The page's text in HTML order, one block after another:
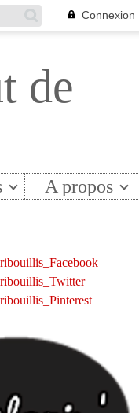
Connexion
de
A propos